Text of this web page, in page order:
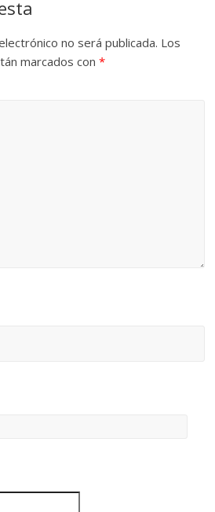
no será publicada. Los
marcados con*